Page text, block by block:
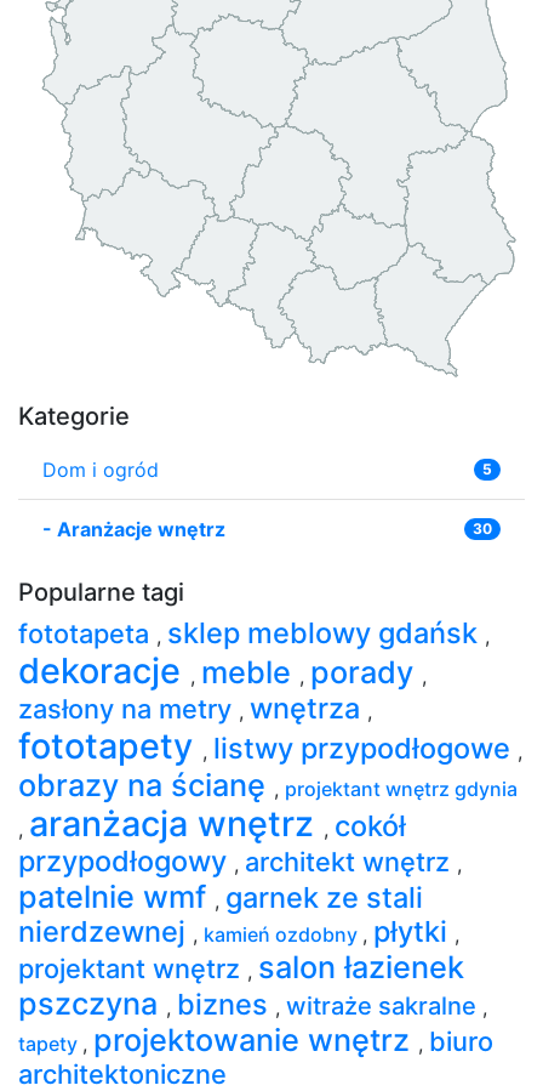
Kategorie
Dom i ogród 5
- Aranżacje wnętrz 30
Popularne tagi
fototapeta , sklep meblowy gdańsk ,
dekoracje , meble , porady ,
zasłony na metry , wnętrza ,
fototapety , listwy przypodłogowe ,
obrazy na ścianę , projektant wnętrz gdynia
, aranżacja wnętrz , cokół
przypodłogowy , architekt wnętrz ,
patelnie wmf , garnek ze stali
nierdzewnej , kamień ozdobny , płytki ,
projektant wnętrz , salon łazienek
pszczyna , biznes , witraże sakralne ,
tapety , projektowanie wnętrz , biuro
architektoniczne